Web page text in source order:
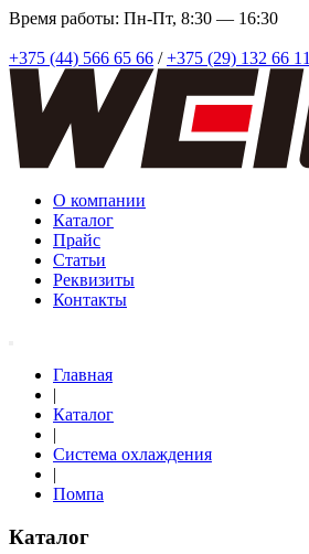
Время работы: Пн-Пт, 8:30 — 16:30
+375 (44) 566 65 66 / +375 (29) 132 66 11
О компании
Каталог
Прайс
Статьи
Реквизиты
Контакты
Главная
|
Каталог
|
Система охлаждения
|
Помпа
Каталог